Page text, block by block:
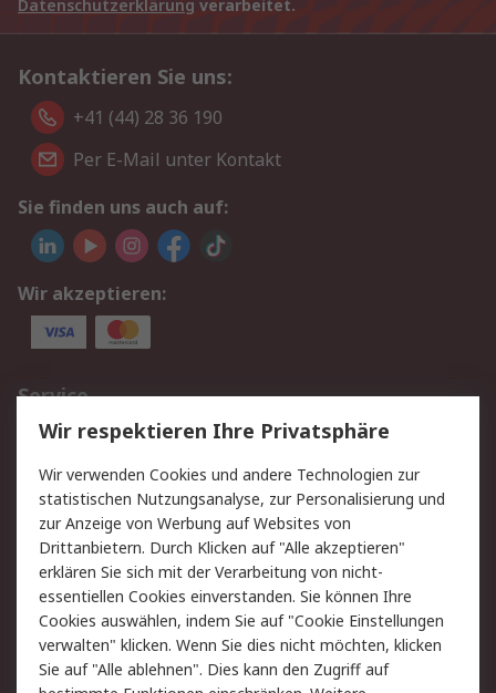
Datenschutzerklärung verarbeitet.
Kontaktieren Sie uns:
+41 (44) 28 36 190
Per E-Mail unter Kontakt
Sie finden uns auch auf:
Wir akzeptieren:
Service
Value Added Services
Lieferlösungen
Rücksendungen
Kontakt
Hilfe
Rechtliches
AGB
Datenschutz
Cookie-Richtlinie
Zahlungsbedingungen
Copyright/Impressum
Wir respektieren Ihre Privatsphäre
Wir verwenden Cookies und andere Technologien zur
statistischen Nutzungsanalyse, zur Personalisierung und
zur Anzeige von Werbung auf Websites von
Drittanbietern. Durch Klicken auf "Alle akzeptieren"
erklären Sie sich mit der Verarbeitung von nicht-
essentiellen Cookies einverstanden. Sie können Ihre
Cookies auswählen, indem Sie auf "Cookie Einstellungen
verwalten" klicken. Wenn Sie dies nicht möchten, klicken
Sie auf "Alle ablehnen". Dies kann den Zugriff auf